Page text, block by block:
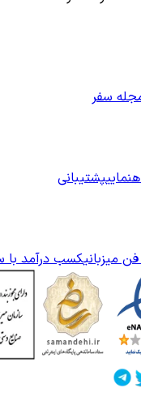
سفر
پشتیبانی
میزبانیکسب درآمد با